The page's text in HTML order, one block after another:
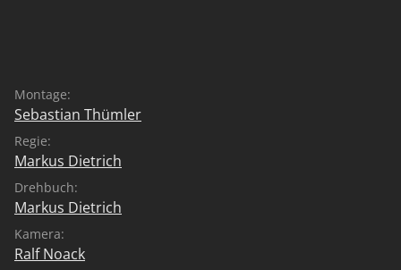
Montage:
Sebastian Thümler
Regie:
Markus Dietrich
Drehbuch:
Markus Dietrich
Kamera:
Ralf Noack